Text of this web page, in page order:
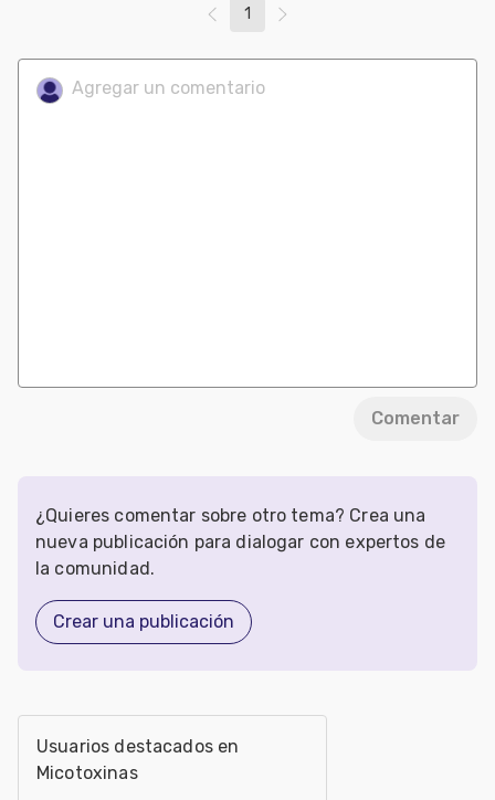
1
Comentar
¿Quieres comentar sobre otro tema? Crea una
nueva publicación para dialogar con expertos de
la comunidad.
Crear una publicación
Usuarios destacados en
Micotoxinas